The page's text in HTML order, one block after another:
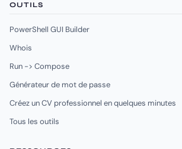
OUTILS
PowerShell GUI Builder
Whois
Run -> Compose
Générateur de mot de passe
Créez un CV professionnel en quelques minutes
Tous les outils